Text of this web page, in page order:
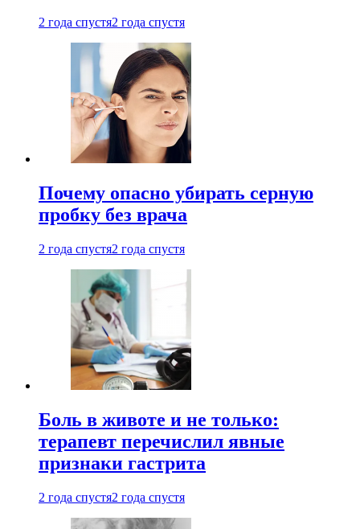
2 года спустя2 года спустя
Почему опасно убирать серную
пробку без врача
2 года спустя2 года спустя
Боль в животе и не только:
терапевт перечислил явные
признаки гастрита
2 года спустя2 года спустя